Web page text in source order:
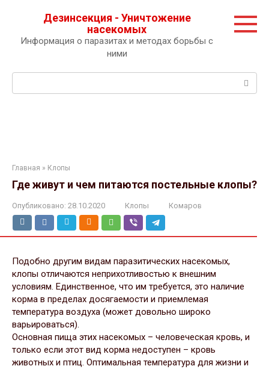
Дезинсекция - Уничтожение
насекомых
Информация о паразитах и методах борьбы с
ними
Главная » Клопы
Где живут и чем питаются постельные клопы?
Опубликовано: 28.10.2020 Клопы Комаров
Подобно другим видам паразитических насекомых,
клопы отличаются неприхотливостью к внешним
условиям. Единственное, что им требуется, это наличие
корма в пределах досягаемости и приемлемая
температура воздуха (может довольно широко
варьироваться).
Основная пища этих насекомых – человеческая кровь, и
только если этот вид корма недоступен – кровь
животных и птиц. Оптимальная температура для жизни и